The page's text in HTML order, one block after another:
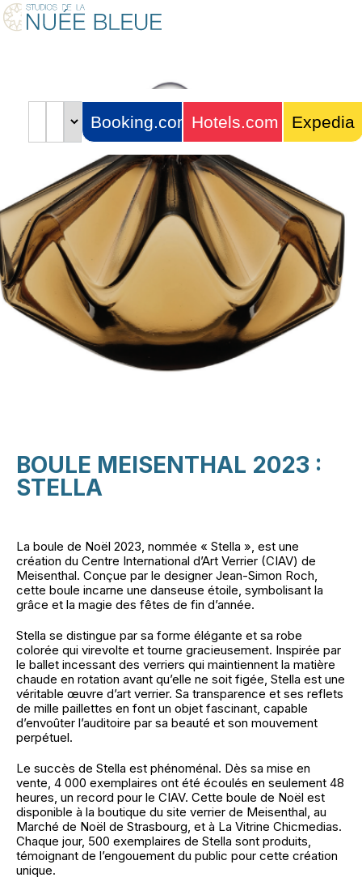
BOULE MEISENTHAL 2023 :
STELLA
La boule de Noël 2023, nommée « Stella », est une
création du Centre International d’Art Verrier (CIAV) de
Meisenthal. Conçue par le designer Jean-Simon Roch,
cette boule incarne une danseuse étoile, symbolisant la
grâce et la magie des fêtes de fin d’année.
Stella se distingue par sa forme élégante et sa robe
colorée qui virevolte et tourne gracieusement. Inspirée par
le ballet incessant des verriers qui maintiennent la matière
chaude en rotation avant qu’elle ne soit figée, Stella est une
véritable œuvre d’art verrier. Sa transparence et ses reflets
de mille paillettes en font un objet fascinant, capable
d’envoûter l’auditoire par sa beauté et son mouvement
perpétuel.
Le succès de Stella est phénoménal. Dès sa mise en
vente, 4 000 exemplaires ont été écoulés en seulement 48
heures, un record pour le CIAV. Cette boule de Noël est
disponible à la boutique du site verrier de Meisenthal, au
Marché de Noël de Strasbourg, et à La Vitrine Chicmedias.
Chaque jour, 500 exemplaires de Stella sont produits,
témoignant de l’engouement du public pour cette création
unique.